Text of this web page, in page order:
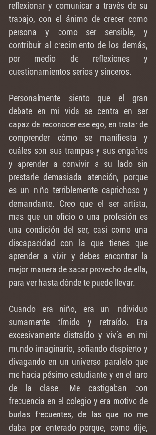
reflexionar y comunicar a través de su
trabajo, con el ánimo de crecer como
persona y como ser sensible, y
contribuir al crecimiento de los demás,
por medio de reflexiones y
cuestionamientos serios y sinceros.
Personalmente siento que el gran
debate en mi vida se centra en ser
capaz de reconocer ese ego, en tratar de
comprender cómo se manifiesta y
cuáles son sus trampas y sus engaños
y aprender a convivir a su lado sin
prestarle demasiada atención, porque
es un niño terriblemente caprichoso y
demandante. Creo que el ser artista,
mas que un oficio o una profesión es
una condición del ser, casi como una
discapacidad con la que tienes que
aprender a vivir y debes encontrar la
mejor manera de sacar provecho de ella,
para ver hasta dónde te puede llevar.
Cuando era niño, era un individuo
sumamente tímido y retraído. Era
excesivamente distraído y vivía en mi
mundo imaginario, soñando despierto y
divagando en un universo paralelo que
me hacia pésimo estudiante y en el raro
de la clase. Me castigaban con
frecuencia en el colegio y era motivo de
burlas frecuentes, de las que no me
daba por enterado porque, como dije,